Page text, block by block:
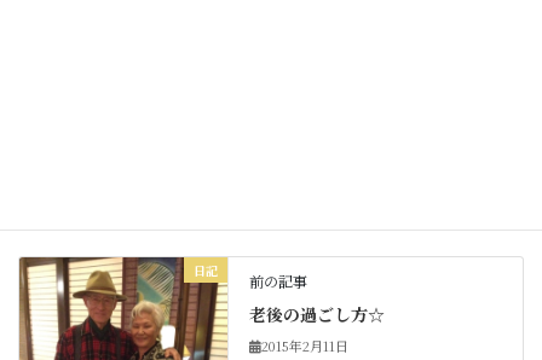
日記
前の記事
老後の過ごし方☆
2015年2月11日